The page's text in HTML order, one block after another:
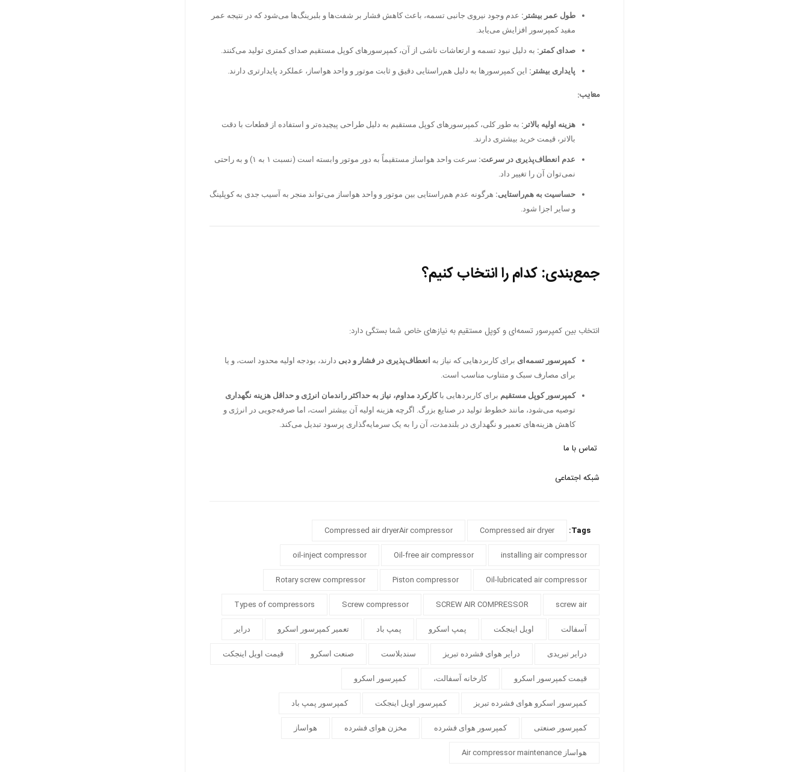
طول عمر بیشتر: عدم وجود نیروی جانبی تسمه، باعث کاهش فشار بر شفت‌ها و بلبرینگ‌ها می‌شود که در نتیجه عمر
مفید کمپرسور افزایش می‌یابد.
صدای کمتر: به دلیل نبود تسمه و ارتعاشات ناشی از آن، کمپرسورهای کوپل مستقیم صدای کمتری تولید می‌کنند.
پایداری بیشتر: این کمپرسورها به دلیل هم‌راستایی دقیق و ثابت موتور و واحد هواساز، عملکرد پایدارتری دارند.
معایب:
هزینه اولیه بالاتر: به طور کلی، کمپرسورهای کوپل مستقیم به دلیل طراحی پیچیده‌تر و استفاده از قطعات با دقت
بالاتر، قیمت خرید بیشتری دارند.
عدم انعطاف‌پذیری در سرعت:
سرعت واحد هواساز مستقیماً به دور موتور وابسته است (نسبت ۱ به ۱) و به راحتی
نمی‌توان آن را تغییر داد.
حساسیت به هم‌راستایی: هرگونه عدم هم‌راستایی بین موتور و واحد هواساز می‌تواند منجر به آسیب جدی به کوپلینگ
و سایر اجزا شود.
جمع‌بندی: کدام را انتخاب کنیم؟
انتخاب بین کمپرسور تسمه‌ای و کوپل مستقیم به نیازهای خاص شما بستگی دارد:
کمپرسور تسمه‌ای برای کاربردهایی که نیاز به انعطاف‌پذیری در فشار و دبی دارند، بودجه اولیه محدود است، و یا
برای مصارف سبک و متناوب مناسب است.
کمپرسور کوپل مستقیم برای کاربردهایی باکارکرد مداوم، نیاز به حداکثر راندمان انرژی و حداقل هزینه نگهداری
توصیه می‌شود، مانند خطوط تولید در صنایع بزرگ. اگرچه هزینه اولیه آن بیشتر است، اما صرفه‌جویی در انرژی و
کاهش هزینه‌های تعمیر و نگهداری در بلندمدت، آن را به یک سرمایه‌گذاری پرسود تبدیل می‌کند.
تماس با ما
شبکه اجتماعی
Tags:
Compressed air dryer
Compressed air dryerAir compressor
installing air compressor
Oil-free air compressor
oil-inject compressor
Oil-lubricated air compressor
Piston compressor
Rotary screw compressor
screw air
SCREW AIR COMPRESSOR
Screw compressor
Types of compressors
آسفالت اویل اینجکت پمپ اسکرو پمپ باد تعمیر کمپرسور اسکرو درایر
درایر تبریدی درایر هوای فشرده تبریز سندبلاست صنعت اسکرو قیمت اویل اینجکت
قیمت کمپرسور اسکرو کارخانه آسفالت، کمپرسور اسکرو
کمپرسور اسکرو هوای فشرده تبریز کمپرسور اویل اینجکت کمپرسور پمپ باد
کمپرسور صنعتی کمپرسور هوای فشرده مخزن هوای فشرده هواساز
هواساز Air compressor maintenance